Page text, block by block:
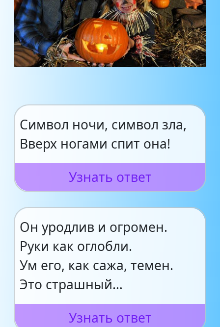
Символ ночи, символ зла,
Вверх ногами спит она!
Узнать ответ
Он уродлив и огромен.
Руки как оглобли.
Ум его, как сажа, темен.
Это страшный…
Узнать ответ